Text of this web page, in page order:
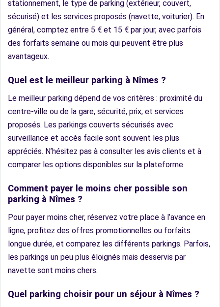
stationnement, le type de parking (extérieur, couvert,
sécurisé) et les services proposés (navette, voiturier). En
général, comptez entre 5 € et 15 € par jour, avec parfois
des forfaits semaine ou mois qui peuvent être plus
avantageux.
Quel est le meilleur parking à Nîmes ?
Le meilleur parking dépend de vos critères : proximité du
centre-ville ou de la gare, sécurité, prix, et services
proposés. Les parkings couverts sécurisés avec
surveillance et accès facile sont souvent les plus
appréciés. N’hésitez pas à consulter les avis clients et à
comparer les options disponibles sur la plateforme.
Comment payer le moins cher possible son
parking à Nîmes ?
Pour payer moins cher, réservez votre place à l’avance en
ligne, profitez des offres promotionnelles ou forfaits
longue durée, et comparez les différents parkings. Parfois,
les parkings un peu plus éloignés mais desservis par
navette sont moins chers.
Quel parking choisir pour un séjour à Nîmes ?